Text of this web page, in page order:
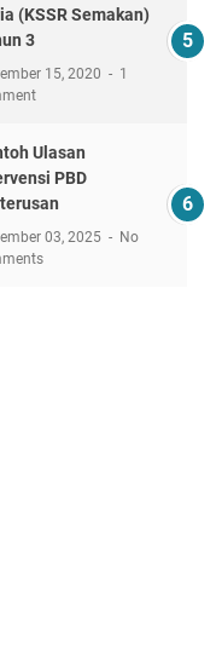
(KSSR Semakan)
3
15, 2020
1
Ulasan
PBD
03, 2025
No